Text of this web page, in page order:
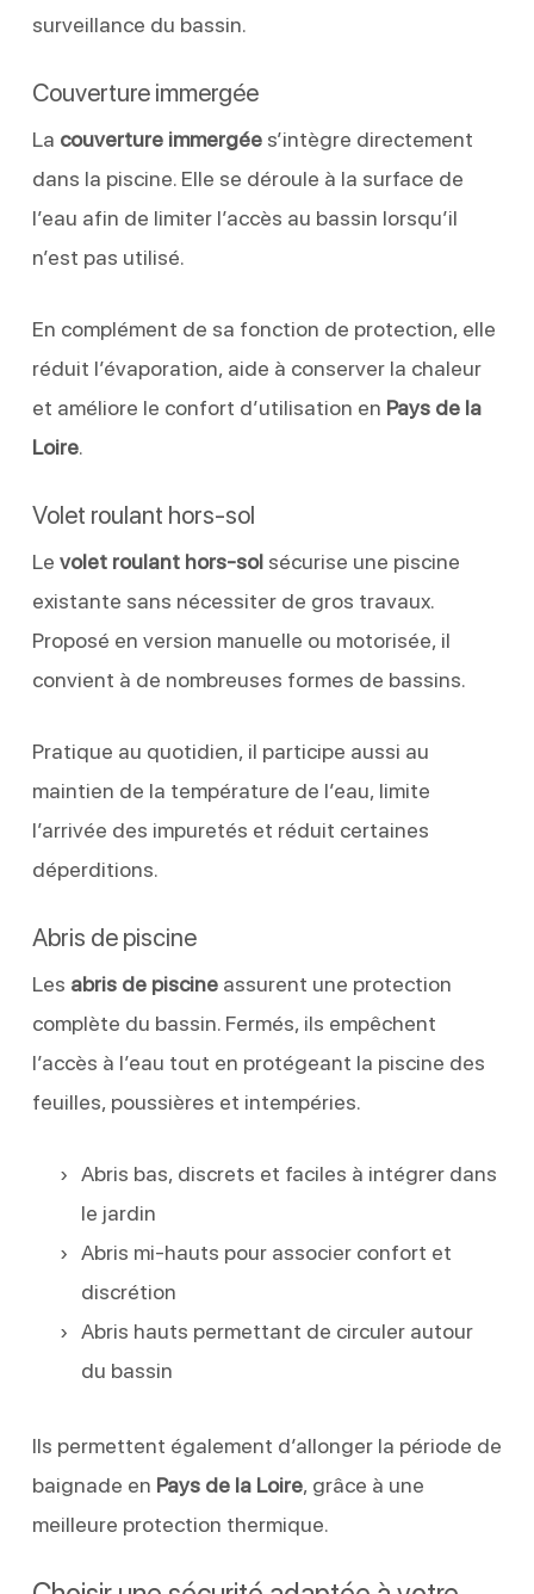
surveillance du bassin.
Couverture immergée
La couverture immergées’intègre directement
dans la piscine. Elle se déroule à la surface de
l’eau afin de limiter l’accès au bassin lorsqu’il
n’est pas utilisé.
En complément de sa fonction de protection, elle
réduit l’évaporation, aide à conserver la chaleur
et améliore le confort d’utilisation en Pays de la
Loire.
Volet roulant hors-sol
Le volet roulant hors-solsécurise une piscine
existante sans nécessiter de gros travaux.
Proposé en version manuelle ou motorisée, il
convient à de nombreuses formes de bassins.
Pratique au quotidien, il participe aussi au
maintien de la température de l’eau, limite
l’arrivée des impuretés et réduit certaines
déperditions.
Abris de piscine
Les abris de piscineassurent une protection
complète du bassin. Fermés, ils empêchent
l’accès à l’eau tout en protégeant la piscine des
feuilles, poussières et intempéries.
Abris bas, discrets et faciles à intégrer dans
le jardin
Abris mi-hauts pour associer confort et
discrétion
Abris hauts permettant de circuler autour
du bassin
Ils permettent également d’allonger la période de
baignade en Pays de la Loire, grâce à une
meilleure protection thermique.